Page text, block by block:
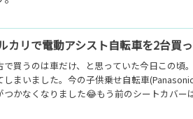
カリで電動アシスト自転車を2台買
で買うのは車だけ、と思っていた今日この頃
しまいました。今の子供乗せ自転車
つかなくなりました😂もう前のシートカバー